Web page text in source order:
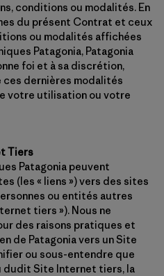
conditions ou modalités. En
du présent Contrat et ceux
ou modalités affichées
Patagonia, Patagonia
foi et à sa discrétion,
dernières modalités
votre utilisation ou votre
Tiers
Patagonia peuvent
(les « liens ») vers des sites
ou entités autres
tiers »). Nous ne
des raisons pratiques et
de Patagonia vers un Site
ou sous-entendre que
dudit Site Internet tiers, la